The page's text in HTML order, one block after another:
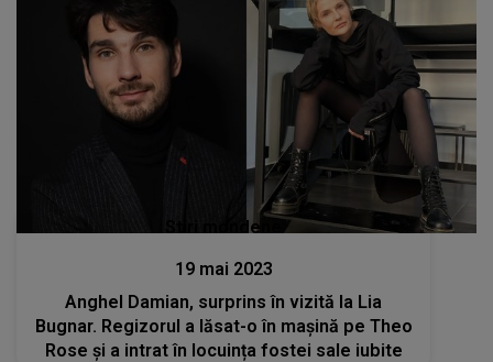
Stiri mondene
19 mai 2023
Anghel Damian, surprins în vizită la Lia
Bugnar. Regizorul a lăsat-o în mașină pe Theo
Rose și a intrat în locuința fostei sale iubite